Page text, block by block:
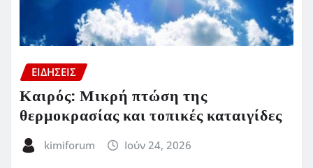
ΕΙΔΗΣΕΙΣ
Καιρός: Μικρή πτώση της
θερμοκρασίας και τοπικές καταιγίδες
kimiforum Ιούν 24, 2026